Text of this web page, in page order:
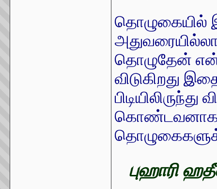
தொழுகையில்
தொழுதேன்
விடுகிறது
கொண்டவனாக
புஹாரி